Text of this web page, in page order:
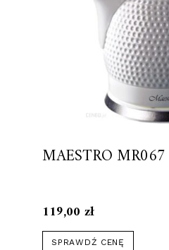
MAESTRO MR067
119,00zł
SPRAWDŹ CENĘ